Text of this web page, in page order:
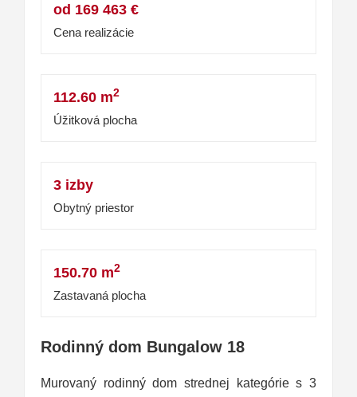
od 169 463 €
Cena realizácie
112.60 m2
Úžitková plocha
3 izby
Obytný priestor
150.70 m2
Zastavaná plocha
Rodinný dom Bungalow 18
Murovaný rodinný dom strednej kategórie s 3